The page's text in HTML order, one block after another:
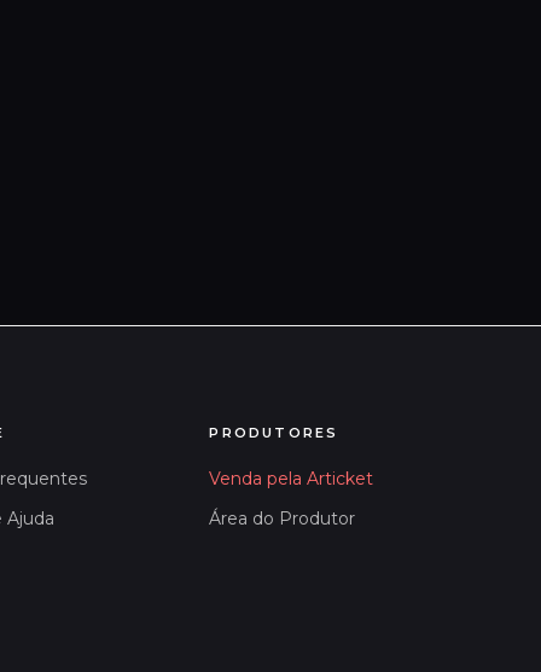
Ajuda
PRODUTORES
Venda pela Articket
Área do Produtor